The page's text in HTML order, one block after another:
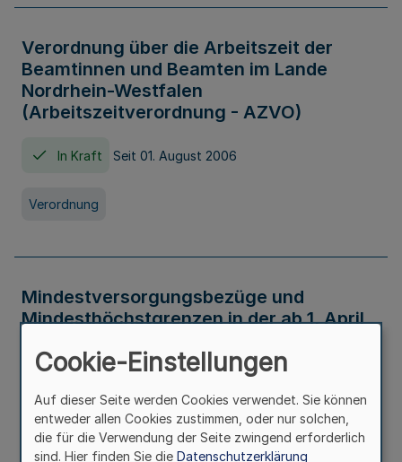
Verordnung über die Arbeitszeit der
Beamtinnen und Beamten im Lande
Nordrhein-Westfalen
(Arbeitszeitverordnung - AZVO)
In Kraft Seit 01. August 2006
Verordnung
Mindestversorgungsbezüge und
Mindesthöchstgrenzen in der ab 1. April
Verwaltungsvorschrift
Cookie-Einstellungen
Auf dieser Seite werden Cookies verwendet. Sie können
entweder allen Cookies zustimmen, oder nur solchen,
die für die Verwendung der Seite zwingend erforderlich
sind. Hier finden Sie die Datenschutzerklärung